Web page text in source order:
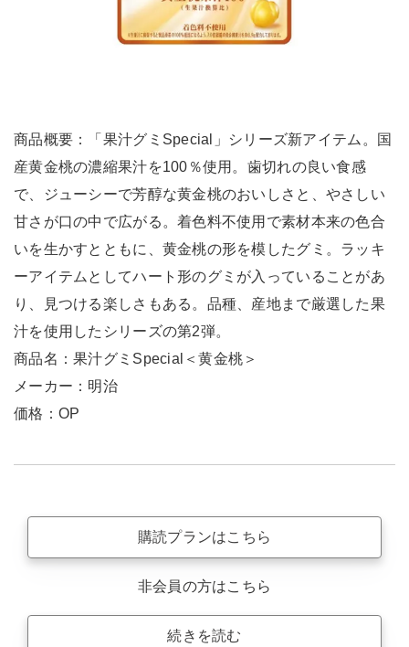
商品概要：「果汁グミSpecial」シリーズ新アイテム。国
産黄金桃の濃縮果汁を100％使用。歯切れの良い食感
で、ジューシーで芳醇な黄金桃のおいしさと、やさしい
甘さが口の中で広がる。着色料不使用で素材本来の色合
いを生かすとともに、黄金桃の形を模したグミ。ラッキ
ーアイテムとしてハート形のグミが入っていることがあ
り、見つける楽しさもある。品種、産地まで厳選した果
汁を使用したシリーズの第2弾。
商品名：果汁グミSpecial＜黄金桃＞
メーカー：明治
価格：OP
購読プランはこちら
非会員の方はこちら
続きを読む